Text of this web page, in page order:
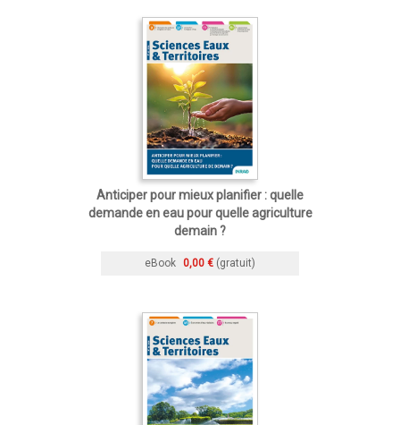
Anticiper pour mieux planifier : quelle
demande en eau pour quelle agriculture
demain ?
eBook 0,00 € (gratuit)